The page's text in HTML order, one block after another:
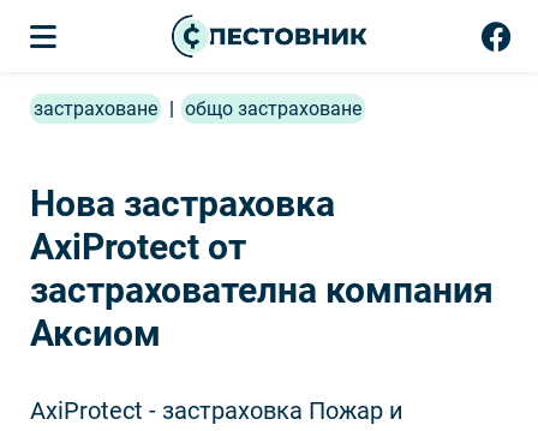
застраховане | общо застраховане
Нова застраховка
AxiProtect от
застрахователна компания
Аксиом
AxiProtect - застраховка Пожар и